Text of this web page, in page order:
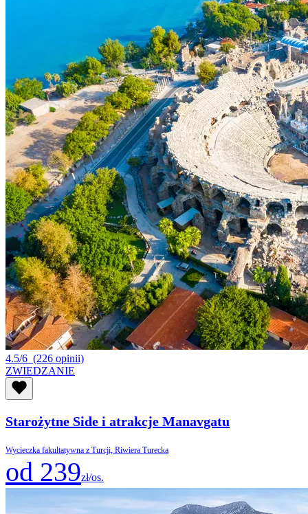
4.5/6 (226 opinii)
ZWIEDZANIE
Starożytne Side i atrakcje Manavgatu
Wycieczka fakultatywna z Turcji, Riwiera Turecka
od 239zł/os.